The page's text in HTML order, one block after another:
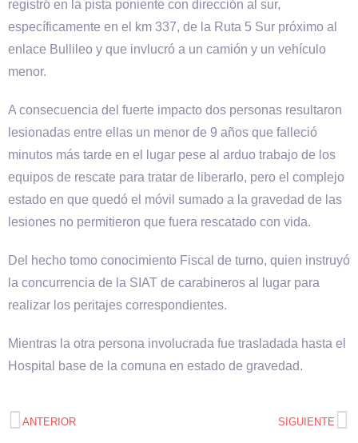
registró en la pista poniente con dirección al sur,
específicamente en el km 337, de la Ruta 5 Sur próximo al
enlace Bullileo y que invlucró a un camión y un vehículo
menor.
A consecuencia del fuerte impacto dos personas resultaron
lesionadas entre ellas un menor de 9 años que falleció
minutos más tarde en el lugar pese al arduo trabajo de los
equipos de rescate para tratar de liberarlo, pero el complejo
estado en que quedó el móvil sumado a la gravedad de las
lesiones no permitieron que fuera rescatado con vida.
Del hecho tomo conocimiento Fiscal de turno, quien instruyó
la concurrencia de la SIAT de carabineros al lugar para
realizar los peritajes correspondientes.
Mientras la otra persona involucrada fue trasladada hasta el
Hospital base de la comuna en estado de gravedad.
ANTERIOR SIGUIENTE